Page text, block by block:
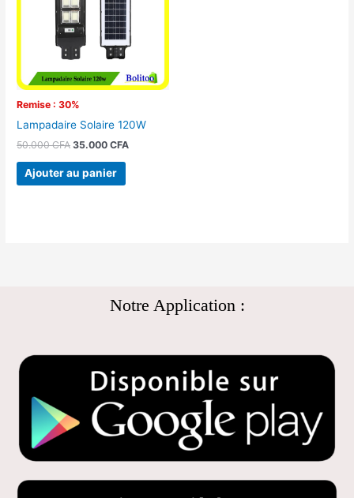
Remise : 30%
Lampadaire Solaire 120W
50.000CFA 35.000CFA
Ajouter au panier
Notre Application :